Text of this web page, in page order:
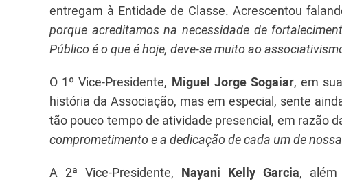
entregam à Entidade de Classe. Acrescentou
porque acreditamos na necessidade de
Público é o que é hoje, deve-se muito ao
O 1º Vice-Presidente, Miguel Jorge Sogaiar, em
história da Associação, mas em especial, sente
tão pouco tempo de atividade presencial, em razão
comprometimento e a dedicação de cada um de
A 2ª Vice-Presidente, Nayani Kelly Garcia, além